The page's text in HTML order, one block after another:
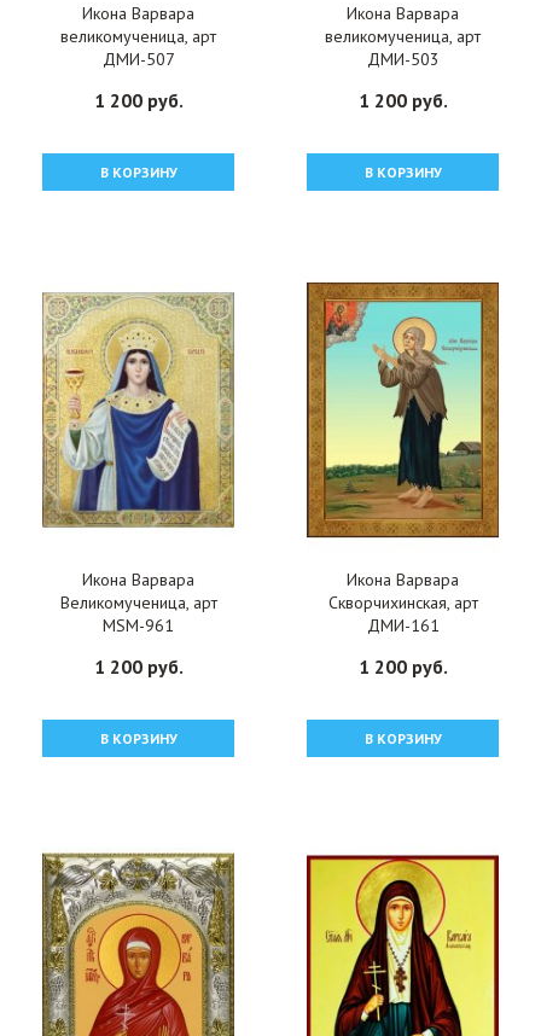
Икона Варвара
великомученица, арт
ДМИ-507
1 200 руб.
В КОРЗИНУ
Икона Варвара
великомученица, арт
ДМИ-503
1 200 руб.
В КОРЗИНУ
Икона Варвара
Великомученица, арт
MSM-961
1 200 руб.
В КОРЗИНУ
Икона Варвара
Скворчихинская, арт
ДМИ-161
1 200 руб.
В КОРЗИНУ